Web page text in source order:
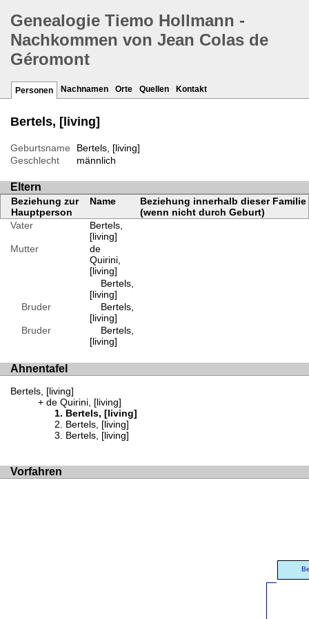
Genealogie Tiemo Hollmann -
Nachkommen von Jean Colas de
Géromont
Personen Nachnamen Orte Quellen Kontakt
Bertels, [living]
Geburtsname
Bertels, [living]
Geschlecht
männlich
Eltern
Beziehung zur
Hauptperson
Name
Beziehung innerhalb dieser Familie
(wenn nicht durch Geburt)
Vater
Bertels,
[living]
Mutter
de
Quirini,
[living]
Bertels,
[living]
Bruder
Bertels,
[living]
Bruder
Bertels,
[living]
Ahnentafel
Bertels, [living]
de Quirini, [living]
Bertels, [living]
Bertels, [living]
Bertels, [living]
Vorfahren